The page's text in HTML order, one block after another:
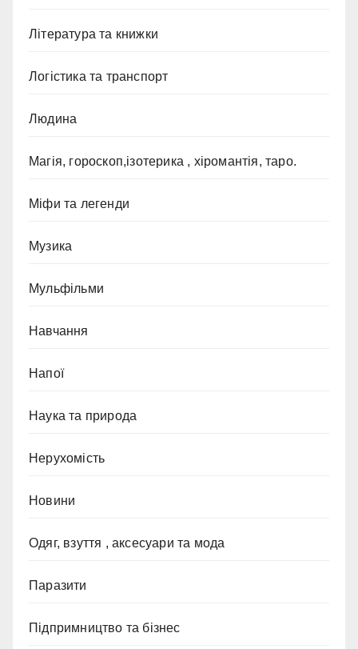
Література та книжки
Логістика та транспорт
Людина
Магія, гороскоп,ізотерика , хіромантія, таро.
Міфи та легенди
Музика
Мульфільми
Навчання
Напої
Наука та природа
Нерухомість
Новини
Одяг, взуття , аксесуари та мода
Паразити
Підпримництво та бізнес